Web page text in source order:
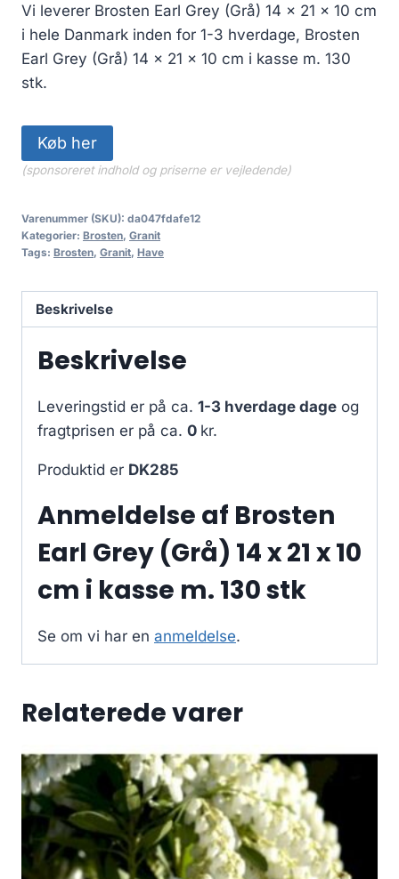
Vi leverer Brosten Earl Grey (Grå) 14 x 21 x 10 cm
i hele Danmark inden for 1-3 hverdage, Brosten
Earl Grey (Grå) 14 x 21 x 10 cm i kasse m. 130
stk.
Køb her
(sponsoreret indhold og priserne er vejledende)
Varenummer (SKU): da047fdafe12
Kategorier: Brosten, Granit
Tags: Brosten, Granit, Have
Beskrivelse
Beskrivelse
Leveringstid er på ca. 1-3 hverdage dage og
fragtprisen er på ca. 0 kr.
Produktid er DK285
Anmeldelse af Brosten
Earl Grey (Grå) 14 x 21 x 10
cm i kasse m. 130 stk
Se om vi har en anmeldelse.
Relaterede varer